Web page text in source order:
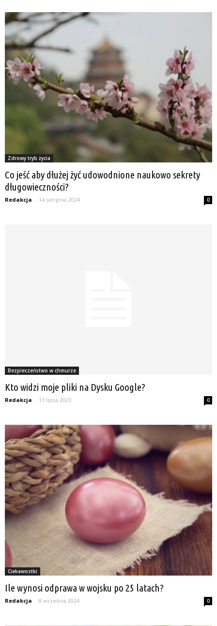
Zdrowy tryb życia
Co jeść aby dłużej żyć udowodnione naukowo sekrety
długowieczności?
Redakcja - 14 sierpnia 2024 0
Bezpieczeństwo w chmurze
Kto widzi moje pliki na Dysku Google?
Redakcja - 13 lipca 2023 0
Ciekawostki
Ile wynosi odprawa w wojsku po 25 latach?
Redakcja - 8 września 2024 0